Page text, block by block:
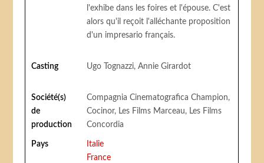
l'exhibe dans les foires et l'épouse. C'est
alors qu'il reçoit l'alléchante proposition
d'un impresario français.
Casting Ugo Tognazzi, Annie Girardot
Société(s)
de
production
Compagnia Cinematografica Champion,
Cocinor, Les Films Marceau, Les Films
Concordia
Pays
Italie
France